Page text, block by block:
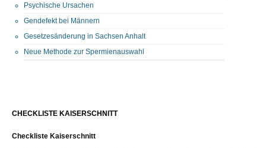
Psychische Ursachen
Gendefekt bei Männern
Gesetzesänderung in Sachsen Anhalt
Neue Methode zur Spermienauswahl
CHECKLISTE KAISERSCHNITT
Checkliste Kaiserschnitt